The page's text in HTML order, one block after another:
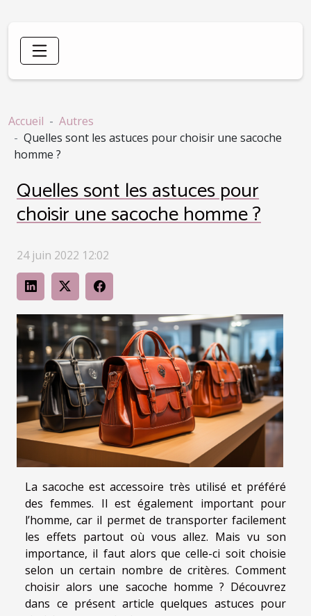
Accueil
Autres
Quelles sont les astuces pour choisir une sacoche
homme ?
Quelles sont les astuces pour
choisir une sacoche homme ?
24 juin 2022 12:02
La sacoche est accessoire très utilisé et préféré
des femmes. Il est également important pour
l’homme, car il permet de transporter facilement
les effets partout où vous allez. Mais vu son
importance, il faut alors que celle-ci soit choisie
selon un certain nombre de critères. Comment
choisir alors une sacoche homme ? Découvrez
dans ce présent article quelques astuces pour